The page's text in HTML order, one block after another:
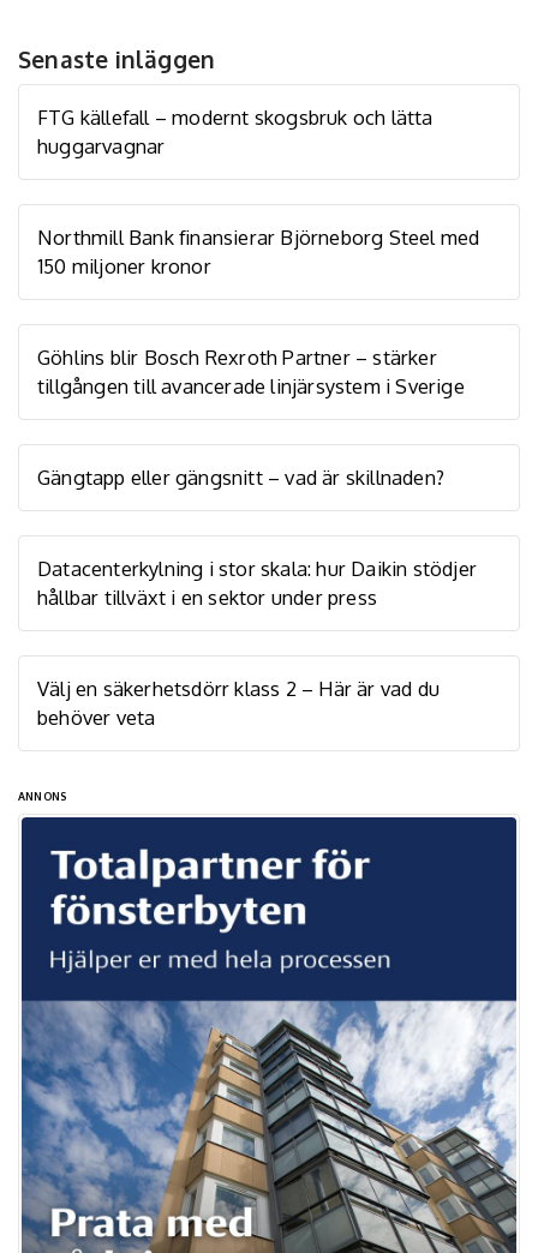
Senaste inläggen
FTG källefall – modernt skogsbruk och lätta
huggarvagnar
Northmill Bank finansierar Björneborg Steel med
150 miljoner kronor
Göhlins blir Bosch Rexroth Partner – stärker
tillgången till avancerade linjärsystem i Sverige
Gängtapp eller gängsnitt – vad är skillnaden?
Datacenterkylning i stor skala: hur Daikin stödjer
hållbar tillväxt i en sektor under press
Välj en säkerhetsdörr klass 2 – Här är vad du
behöver veta
ANNONS